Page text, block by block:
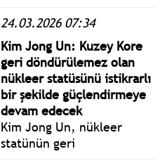
bitmedikçe savaşlar da
bitmeyecektir. Görünen
odur ki bu kaynaklar
tükenmedikçe gözyaşları
dinmeyecektir."
24.03.2026 07:34
Kim Jong Un: Kuzey Kore
geri döndürülemez olan
nükleer statüsünü istikrarlı
bir şekilde güçlendirmeye
devam edecek
Kim Jong Un, nükleer
statünün geri